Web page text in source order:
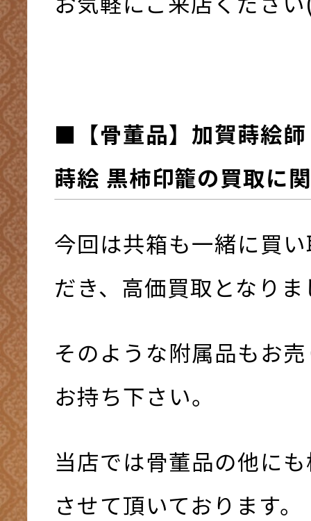
■ 【骨董品】加賀蒔絵
蒔絵 黒柿印籠の買取に
今回は共箱も一緒に買
だき、高価買取となり
そのような附属品もお
お持ち下さい。
当店では骨董品の他に
させて頂いております。